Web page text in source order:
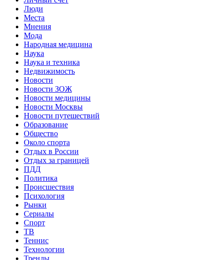
Люди
Места
Мнения
Мода
Народная медицина
Наука
Наука и техника
Недвижимость
Новости
Новости ЗОЖ
Новости медицины
Новости Москвы
Новости путешествий
Образование
Общество
Около спорта
Отдых в России
Отдых за границей
ПДД
Политика
Происшествия
Психология
Рынки
Сериалы
Спорт
ТВ
Теннис
Технологии
Тренды